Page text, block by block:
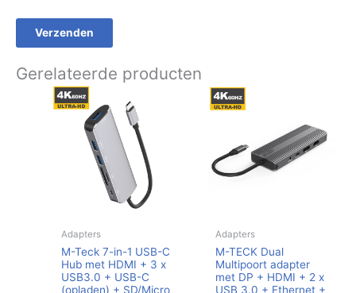
Gerelateerde producten
Adapters
M-Teck 7-in-1 USB-C
Hub met HDMI + 3 x
USB3.0 + USB-C
(opladen) + SD/Micro
Adapters
M-TECK Dual
Multipoort adapter
met DP + HDMI + 2 x
USB 3.0 + Ethernet +